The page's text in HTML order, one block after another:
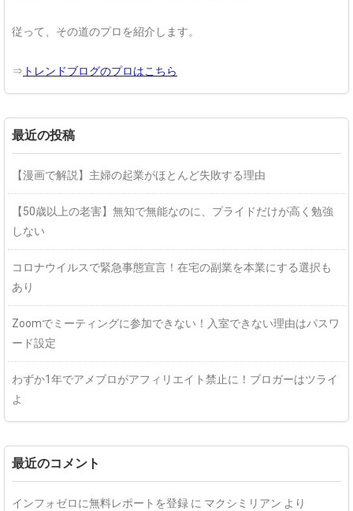
従って、その道のプロを紹介します。
⇒ トレンドブログのプロはこちら
最近の投稿
【漫画で解説】主婦の起業がほとんど失敗する理由
【50歳以上の老害】無知で無能なのに、プライドだけが高く勉強
しない
コロナウイルスで緊急事態宣言！在宅の副業を本業にする選択も
あり
Zoomでミーティングに参加できない！入室できない理由はパスワ
ード設定
わずか1年でアメブロがアフィリエイト禁止に！ブロガーはツライ
よ
最近のコメント
インフォゼロに無料レポートを登録 に マクシミリアン より